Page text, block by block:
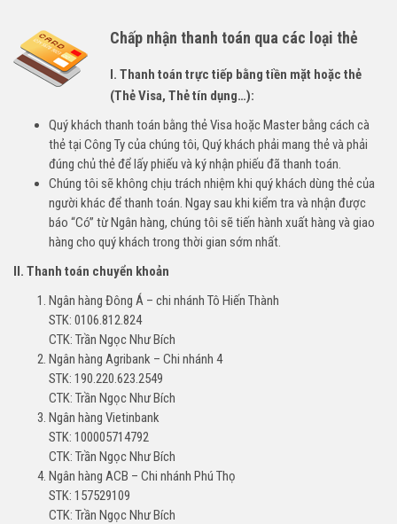
Chấp nhận thanh toán qua các loại thẻ
I. Thanh toán trực tiếp bằng tiền mặt hoặc thẻ
(Thẻ Visa, Thẻ tín dụng…):
Quý khách thanh toán bằng thẻ Visa hoặc Master bằng cách cà
thẻ tại Công Ty của chúng tôi, Quý khách phải mang thẻ và phải
đúng chủ thẻ để lấy phiếu và ký nhận phiếu đã thanh toán.
Chúng tôi sẽ không chịu trách nhiệm khi quý khách dùng thẻ của
người khác để thanh toán. Ngay sau khi kiểm tra và nhận được
báo “Có” từ Ngân hàng, chúng tôi sẽ tiến hành xuất hàng và giao
hàng cho quý khách trong thời gian sớm nhất.
II. Thanh toán chuyển khoản
Ngân hàng Đông Á – chi nhánh Tô Hiến Thành
STK: 0106.812.824
CTK: Trần Ngọc Như Bích
Ngân hàng Agribank – Chi nhánh 4
STK: 190.220.623.2549
CTK: Trần Ngọc Như Bích
Ngân hàng Vietinbank
STK: 100005714792
CTK: Trần Ngọc Như Bích
Ngân hàng ACB – Chi nhánh Phú Thọ
STK: 157529109
CTK: Trần Ngọc Như Bích